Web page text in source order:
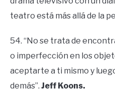
teatro está más allá de la
54. “No se trata de
o imperfección en los
aceptarte a ti mismo y
demás”. Jeff Koons.